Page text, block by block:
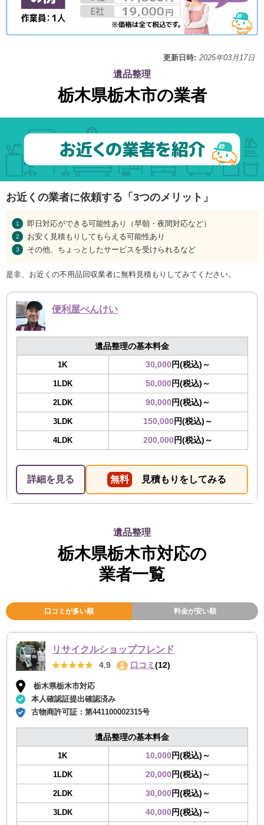
更新日時: 2025年03月17日
遺品整理
栃木県栃木市の業者
お近くの業者に依頼する「3つのメリット」
即日対応ができる可能性あり（早朝・夜間対応など）
お安く見積もりしてもらえる可能性あり
その他、ちょっとしたサービスを受けられるなど
是非、お近くの不用品回収業者に無料見積もりしてみてください。
便利屋べんけい
遺品整理の基本料金
1K 30,000円(税込)～
1LDK 50,000円(税込)～
2LDK 90,000円(税込)～
3LDK 150,000円(税込)～
4LDK 200,000円(税込)～
詳細を見る 無料 見積もりをしてみる
遺品整理
栃木県栃木市対応の
業者一覧
口コミが多い順 料金が安い順
リサイクルショップフレンド
★★★★★
★★★★★ 4.9 口コミ (12)
栃木県栃木市対応
本人確認証提出確認済み
古物商許可証：第441100002315号
遺品整理の基本料金
1K 10,000円(税込)～
1LDK 20,000円(税込)～
2LDK 30,000円(税込)～
3LDK 40,000円(税込)～